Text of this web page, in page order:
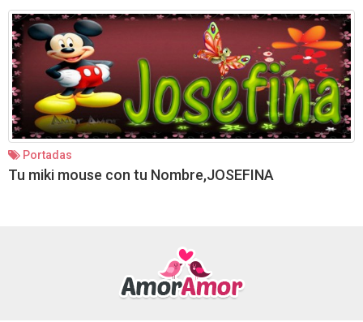
Portadas
Tu miki mouse con tu Nombre,JOSEFINA